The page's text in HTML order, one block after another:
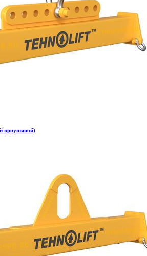
проушиной)